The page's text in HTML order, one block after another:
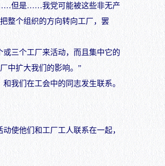
但是……我党可能被这些非无产
整个组织的方向转向工厂，罢
三个工厂来活动，而且集中它的
中扩大我们的影响。”
我们在工会中的同志发生联系。
使他们和工厂工人联系在一起，